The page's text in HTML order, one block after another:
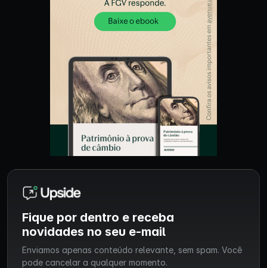
Fique por dentro e receba
novidades no seu e-mail
Enviamos apenas conteúdo relevante, sem spam. Você
pode cancelar a qualquer momento.